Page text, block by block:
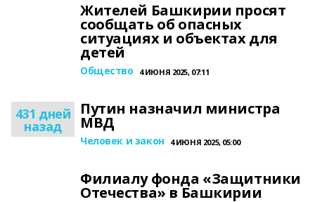
Жителей Башкирии просят
сообщать об опасных
ситуациях и объектах для
детей
Общество 4 ИЮНЯ 2025, 07:11
431 дней
назад
Путин назначил министра
МВД
Человек и закон 4 ИЮНЯ 2025, 05:00
Филиалу фонда «Защитники
Отечества» в Башкирии